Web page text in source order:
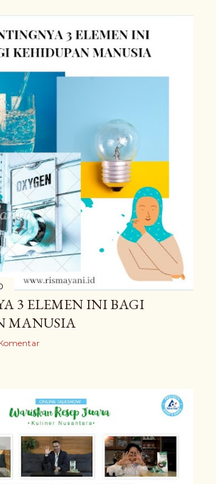
3 ELEMEN INI BAGI
MANUSIA